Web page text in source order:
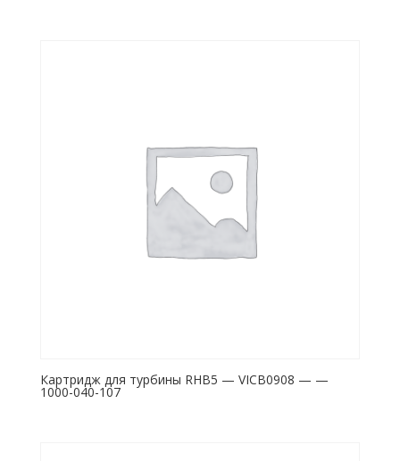
Картридж для турбины RHB5 — VICB0908 — —
1000-040-107